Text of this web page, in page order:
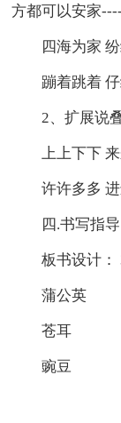
方都可以安家
四海为家
蹦着跳着
2、扩展说
上上下下
许许多多
四.书写指
板书设计：
蒲公英
苍耳
豌豆